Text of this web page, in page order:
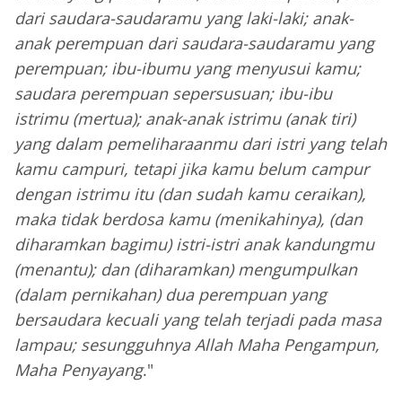
dari saudara-saudaramu yang laki-laki; anak-
anak perempuan dari saudara-saudaramu yang
perempuan; ibu-ibumu yang menyusui kamu;
saudara perempuan sepersusuan; ibu-ibu
istrimu (mertua); anak-anak istrimu (anak tiri)
yang dalam pemeliharaanmu dari istri yang telah
kamu campuri, tetapi jika kamu belum campur
dengan istrimu itu (dan sudah kamu ceraikan),
maka tidak berdosa kamu (menikahinya), (dan
diharamkan bagimu) istri-istri anak kandungmu
(menantu); dan (diharamkan) mengumpulkan
(dalam pernikahan) dua perempuan yang
bersaudara kecuali yang telah terjadi pada masa
lampau; sesungguhnya Allah Maha Pengampun,
Maha Penyayang."